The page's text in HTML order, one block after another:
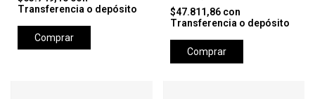
Transferencia o depósito
Comprar
$47.811,86 con
Transferencia o depósito
Comprar